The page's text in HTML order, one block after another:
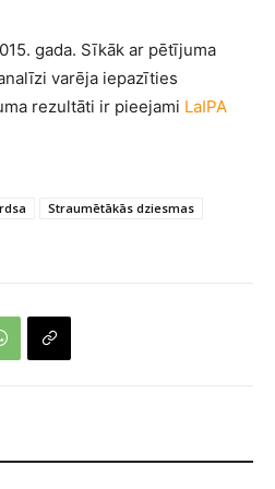
gada. Sīkāk ar pētījuma
varēja iepazīties
rezultāti ir pieejami LaIPA
Straumētākās dziesmas